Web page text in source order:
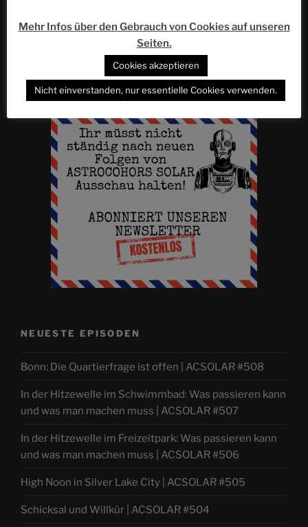
NEUESTE EPISODEN
Bonn: Die Quartierfrage ist offen | ACSOLAR #508
In der Hitzewelle im Schwimmbad: Was passieren kann
und was man machen muss | ACSOLAR #507
In der Hitzewelle im Freizeitpark: Was passieren kann
und was man machen muss | ACSOLAR #506
High Noon in Silver Lake City | ACSOLAR #505
Schicksal und Willkür | ACSOLAR #504
Mehr Infos über den Gebrauch von Cookies auf unseren
Seiten.
Cookies akzeptieren
Nicht einverstanden, nur essentielle Cookies verwenden.